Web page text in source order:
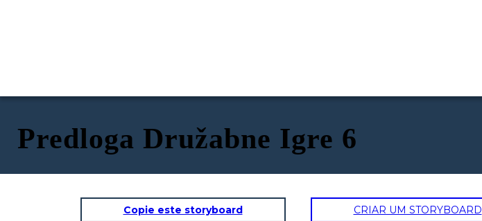
Predloga Družabne Igre 6
Copie este storyboard CRIAR UM STORYBOARD